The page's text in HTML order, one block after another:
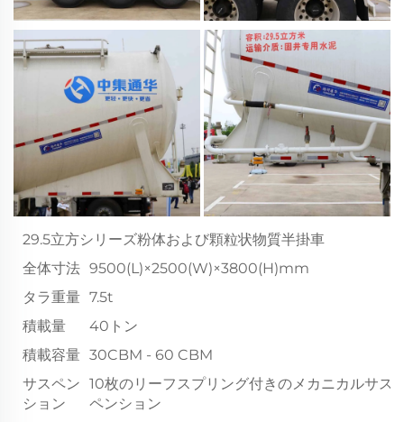
29.5立方シリーズ粉体および顆粒状物質半掛車
全体寸法 9500(L)×2500(W)×3800(H)mm
タラ重量 7.5t
積載量
40トン
積載容量 30CBM - 60 CBM
サスペン
ション
10枚のリーフスプリング付きのメカニカルサス
ペンション